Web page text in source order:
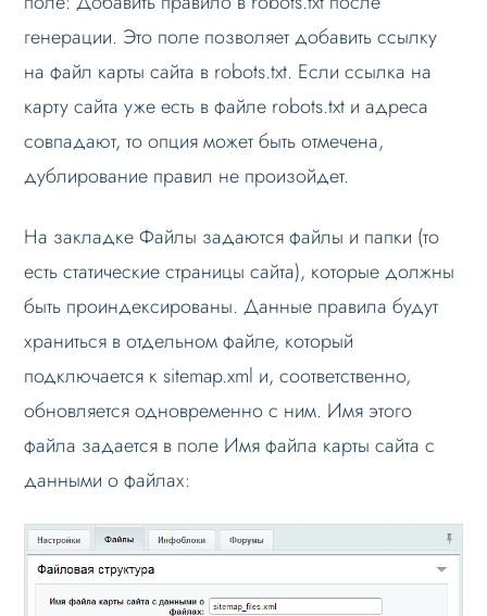
генерации. Это поле позволяет добавить ссылку
на файл карты сайта в robots.txt. Если ссылка на
карту сайта уже есть в файле robots.txt и адреса
совпадают, то опция может быть отмечена,
дублирование правил не произойдет.
На закладке Файлы задаются файлы и папки (то
есть статические страницы сайта), которые должны
быть проиндексированы. Данные правила будут
храниться в отдельном файле, который
подключается к sitemap.xml и, соответственно,
обновляется одновременно с ним. Имя этого
файла задается в поле Имя файла карты сайта с
данными о файлах: